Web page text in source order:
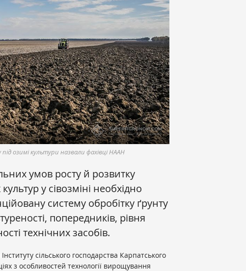
озимі культури назвали фахівці НААН
умов росту й розвитку
у сівозміні необхідно
систему обробітку ґрунту
попередників, рівня
технічних засобів.
Інституту сільського господарства Карпатського
з особливостей технології вирощування